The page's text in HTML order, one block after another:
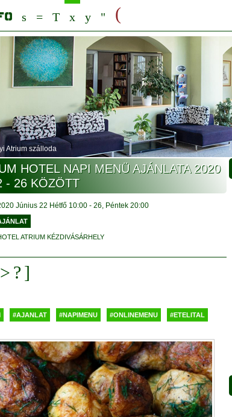
Atrium szálloda
HOTEL NAPI MENÜ AJÁNLATA 2020
- 26 KÖZÖTT
Június 22 Hétfő 10:00 - 26, Péntek 20:00
ATRIUM KÉZDIVÁSÁRHELY
#AJANLAT #NAPIMENU #ONLINEMENU #ETELITAL